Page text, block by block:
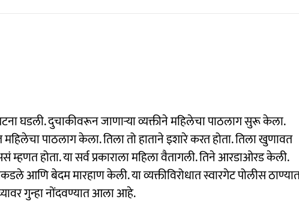
घडली. दुचाकीवरून जाणाऱ्या व्यक्तीने महिलेचा पाठलाग सुरू केला.
महिलेचा पाठलाग केला. तिला तो हाताने इशारे करत होता. तिला खुणावत
म्हणत होता. या सर्व प्रकाराला महिला वैतागली. तिने आरडाओरड केली.
आणि बेदम मारहाण केली. या व्यक्तीविरोधात स्वारगेट पोलीस
गुन्हा नोंदवण्यात आला आहे.